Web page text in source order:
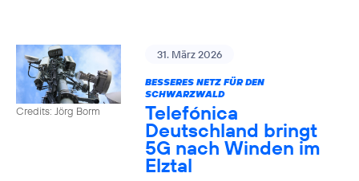
Credits: Jörg Borm
31. März 2026
BESSERES NETZ FÜR DEN
SCHWARZWALD
Telefónica
Deutschland bringt
5G nach Winden im
Elztal